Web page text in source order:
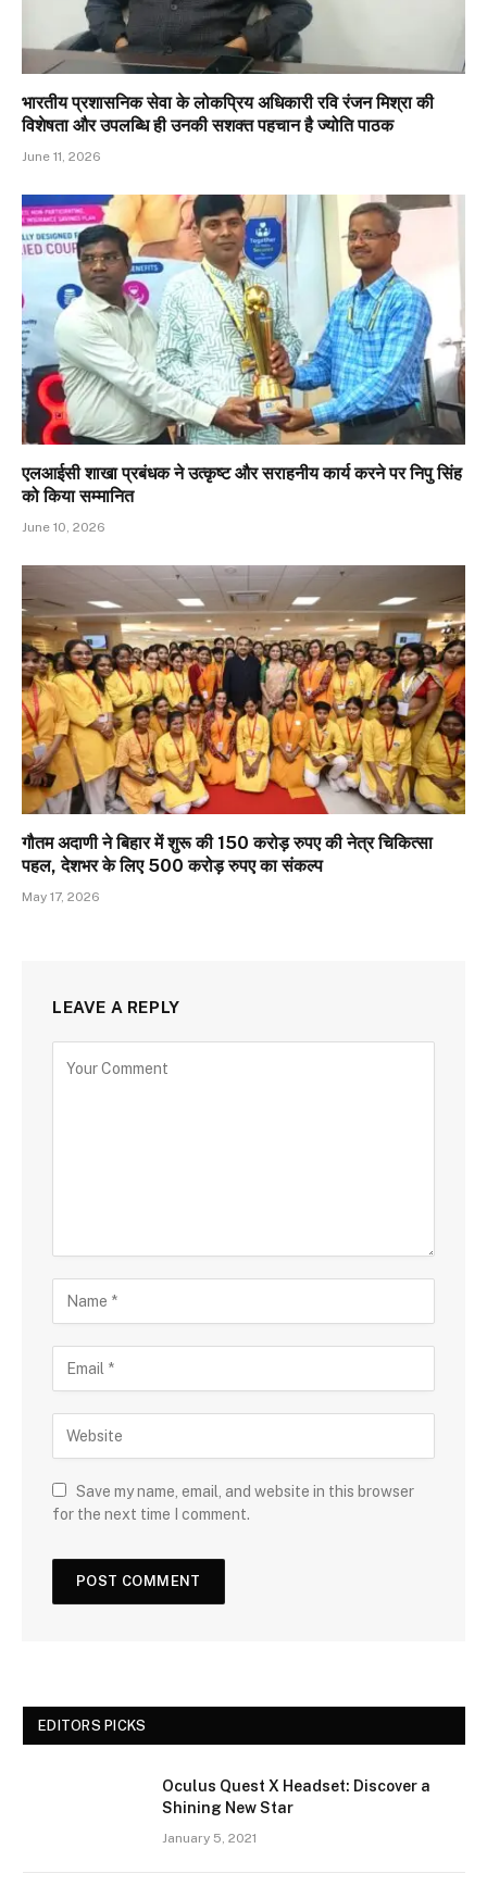
भारतीय प्रशासनिक सेवा के लोकप्रिय अधिकारी रवि रंजन मिश्रा की
विशेषता और उपलब्धि ही उनकी सशक्त पहचान है ज्योति पाठक
June 11, 2026
एलआईसी शाखा प्रबंधक ने उत्कृष्ट और सराहनीय कार्य करने पर निपु सिंह
को किया सम्मानित
June 10, 2026
गौतम अदाणी ने बिहार में शुरू की 150 करोड़ रुपए की नेत्र चिकित्सा
पहल, देशभर के लिए 500 करोड़ रुपए का संकल्प
May 17, 2026
LEAVE A REPLY
Save my name, email, and website in this browser
for the next time I comment.
EDITORS PICKS
Oculus Quest X Headset: Discover a
Shining New Star
January 5, 2021